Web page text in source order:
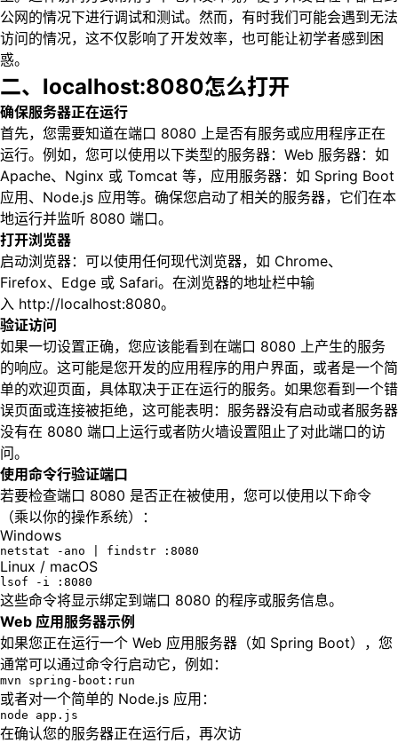
公网的情况下进行调试和测试。然而，有时我们可能会遇到无法
访问的情况，这不仅影响了开发效率，也可能让初学者感到困
惑。
二、localhost:8080怎么打开
确保服务器正在运行
首先，您需要知道在端口 8080 上是否有服务或应用程序正在
运行。例如，您可以使用以下类型的服务器：Web 服务器：如
Apache、Nginx 或 Tomcat 等，应用服务器：如 Spring Boot
应用、Node.js 应用等。确保您启动了相关的服务器，它们在本
地运行并监听 8080 端口。
打开浏览器
启动浏览器：可以使用任何现代浏览器，如 Chrome、
Firefox、Edge 或 Safari。在浏览器的地址栏中输
入 http://localhost:8080。
验证访问
如果一切设置正确，您应该能看到在端口 8080 上产生的服务
的响应。这可能是您开发的应用程序的用户界面，或者是一个简
单的欢迎页面，具体取决于正在运行的服务。如果您看到一个错
误页面或连接被拒绝，这可能表明：服务器没有启动或者服务器
没有在 8080 端口上运行或者防火墙设置阻止了对此端口的访
问。
使用命令行验证端口
若要检查端口 8080 是否正在被使用，您可以使用以下命令
（乘以你的操作系统）：
Windows
netstat -ano | findstr :8080
Linux / macOS
lsof -i :8080
这些命令将显示绑定到端口 8080 的程序或服务信息。
Web 应用服务器示例
如果您正在运行一个 Web 应用服务器（如 Spring Boot），您
通常可以通过命令行启动它，例如：
mvn spring-boot:run
或者对一个简单的 Node.js 应用：
node app.js
在确认您的服务器正在运行后，再次访